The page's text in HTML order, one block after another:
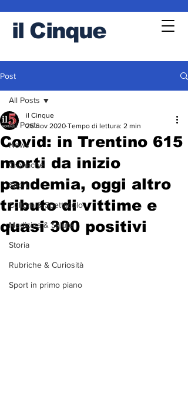
il Cinque
Post
All Posts
News
Cronache
Sport
Cultura & Spettacolo
Medicina & Salute
Storia
Rubriche & Curiosità
Sport in primo piano
All Posts
Covid: in Trentino 615
morti da inizio
pandemia, oggi altro
tributo di vittime e
quasi 300 positivi
il Cinque
26 nov 2020 Tempo di lettura: 2 min